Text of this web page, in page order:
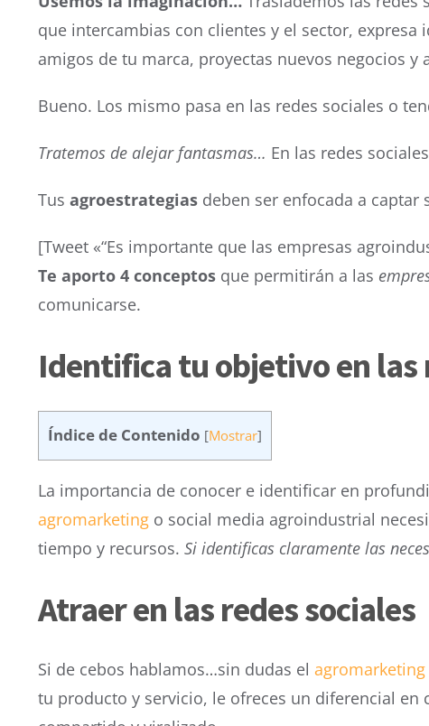
que intercambias con clientes y el sector,
amigos de tu marca, proyectas nuevos negocios
Bueno. Los mismo pasa en las redes sociales o
Tratemos de alejar fantasmas… En las redes
Tus agroestrategias deben ser enfocada a
[Tweet «“Es importante que las empresas
Te aporto 4 conceptos que permitirán a las
comunicarse.
Identifica tu objetivo en las
Índice de Contenido [Mostrar]
La importancia de conocer e identificar en
agromarketing o social media agroindustrial
tiempo y recursos. Si identificas claramente las
Atraer en las redes sociales
Si de cebos hablamos…sin dudas el
tu producto y servicio, le ofreces un diferencial